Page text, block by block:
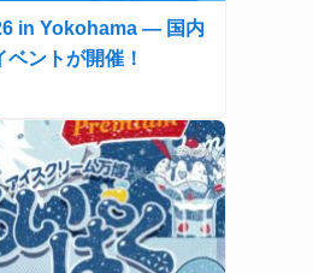
in Yokohama — 国内
ントが開催！